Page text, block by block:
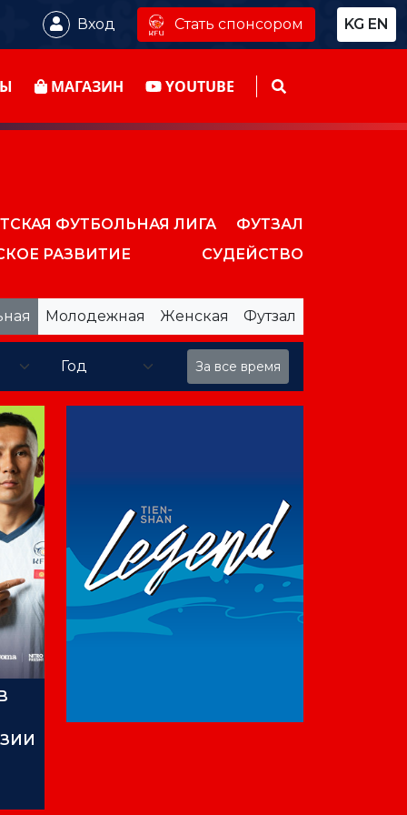
Вход Стать спонсором KG EN
МАГАЗИН YOUTUBE
ФУТБОЛЬНАЯ ЛИГА
ФУТЗАЛ
РАЗВИТИЕ
СУДЕЙСТВО
Молодежная Женская Футзал
За все время